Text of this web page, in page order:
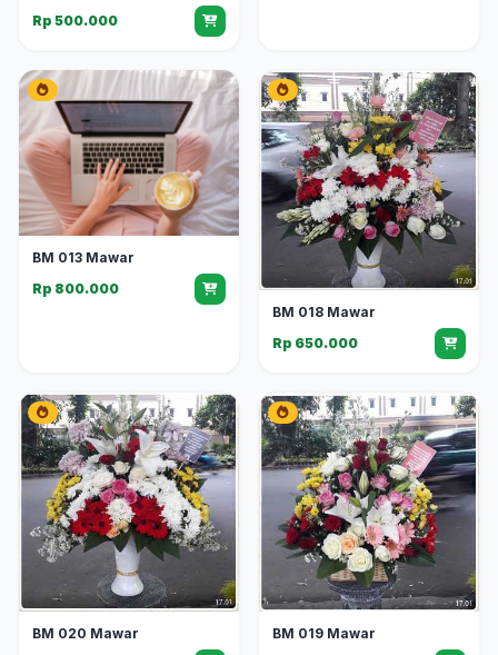
Rp 500.000
BM 013 Mawar
Rp 800.000
BM 018 Mawar
Rp 650.000
BM 020 Mawar
BM 019 Mawar